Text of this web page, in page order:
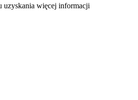
uzyskania więcej informacji